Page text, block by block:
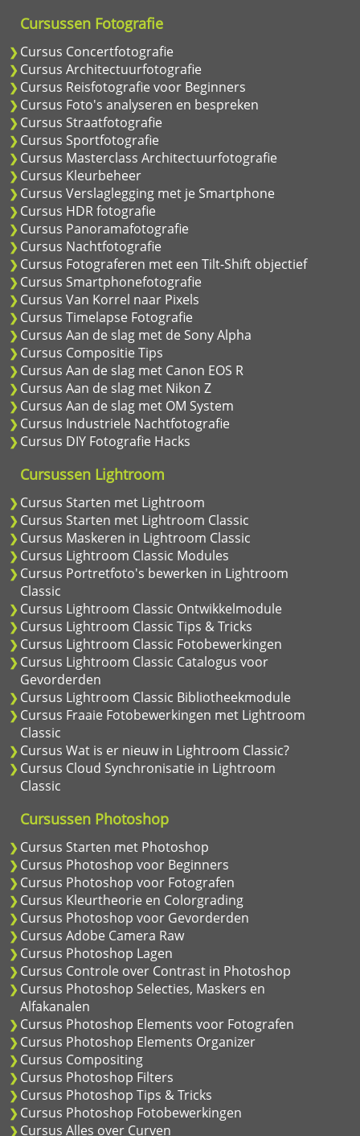
Cursussen Fotografie
Cursus Concertfotografie
Cursus Architectuurfotografie
Cursus Reisfotografie voor Beginners
Cursus Foto's analyseren en bespreken
Cursus Straatfotografie
Cursus Sportfotografie
Cursus Masterclass Architectuurfotografie
Cursus Kleurbeheer
Cursus Verslaglegging met je Smartphone
Cursus HDR fotografie
Cursus Panoramafotografie
Cursus Nachtfotografie
Cursus Fotograferen met een Tilt-Shift objectief
Cursus Smartphonefotografie
Cursus Van Korrel naar Pixels
Cursus Timelapse Fotografie
Cursus Aan de slag met de Sony Alpha
Cursus Compositie Tips
Cursus Aan de slag met Canon EOS R
Cursus Aan de slag met Nikon Z
Cursus Aan de slag met OM System
Cursus Industriele Nachtfotografie
Cursus DIY Fotografie Hacks
Cursussen Lightroom
Cursus Starten met Lightroom
Cursus Starten met Lightroom Classic
Cursus Maskeren in Lightroom Classic
Cursus Lightroom Classic Modules
Cursus Portretfoto's bewerken in Lightroom
Classic
Cursus Lightroom Classic Ontwikkelmodule
Cursus Lightroom Classic Tips & Tricks
Cursus Lightroom Classic Fotobewerkingen
Cursus Lightroom Classic Catalogus voor
Gevorderden
Cursus Lightroom Classic Bibliotheekmodule
Cursus Fraaie Fotobewerkingen met Lightroom
Classic
Cursus Wat is er nieuw in Lightroom Classic?
Cursus Cloud Synchronisatie in Lightroom
Classic
Cursussen Photoshop
Cursus Starten met Photoshop
Cursus Photoshop voor Beginners
Cursus Photoshop voor Fotografen
Cursus Kleurtheorie en Colorgrading
Cursus Photoshop voor Gevorderden
Cursus Adobe Camera Raw
Cursus Photoshop Lagen
Cursus Controle over Contrast in Photoshop
Cursus Photoshop Selecties, Maskers en
Alfakanalen
Cursus Photoshop Elements voor Fotografen
Cursus Photoshop Elements Organizer
Cursus Compositing
Cursus Photoshop Filters
Cursus Photoshop Tips & Tricks
Cursus Photoshop Fotobewerkingen
Cursus Alles over Curven